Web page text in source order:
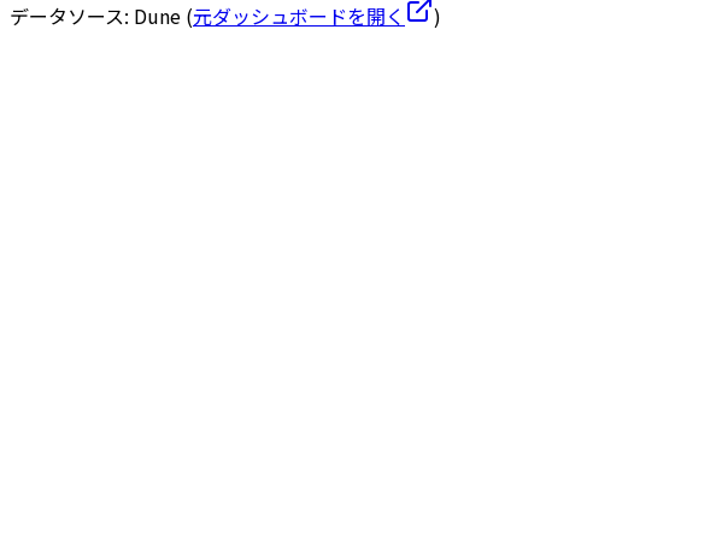
データソース: Dune (元ダッシュボードを開く )